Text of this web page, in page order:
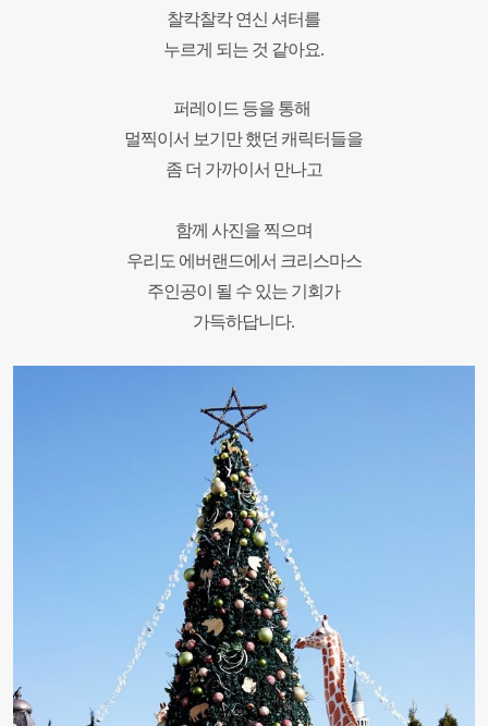
찰칵찰칵 연신 셔터를
누르게 되는 것 같아요.
퍼레이드 등을 통해
멀찍이서 보기만 했던 캐릭터들을
좀 더 가까이서 만나고
함께 사진을 찍으며
우리도 에버랜드에서 크리스마스
주인공이 될 수 있는 기회가
가득하답니다.